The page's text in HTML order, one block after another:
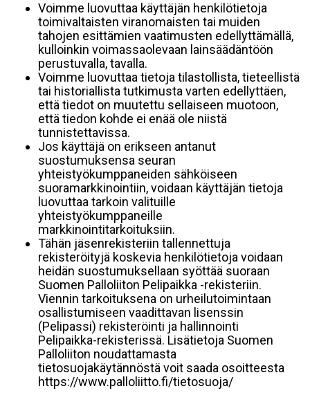
Voimme luovuttaa käyttäjän henkilötietoja
toimivaltaisten viranomaisten tai muiden
tahojen esittämien vaatimusten edellyttämällä,
kulloinkin voimassaolevaan lainsäädäntöön
perustuvalla, tavalla.
Voimme luovuttaa tietoja tilastollista, tieteellistä
tai historiallista tutkimusta varten edellyttäen,
että tiedot on muutettu sellaiseen muotoon,
että tiedon kohde ei enää ole niistä
tunnistettavissa.
Jos käyttäjä on erikseen antanut
suostumuksensa seuran
yhteistyökumppaneiden sähköiseen
suoramarkkinointiin, voidaan käyttäjän tietoja
luovuttaa tarkoin valituille
yhteistyökumppaneille
markkinointitarkoituksiin.
Tähän jäsenrekisteriin tallennettuja
rekisteröityjä koskevia henkilötietoja voidaan
heidän suostumuksellaan syöttää suoraan
Suomen Palloliiton Pelipaikka -rekisteriin.
Viennin tarkoituksena on urheilutoimintaan
osallistumiseen vaadittavan lisenssin
(Pelipassi) rekisteröinti ja hallinnointi
Pelipaikka-rekisterissä. Lisätietoja Suomen
Palloliiton noudattamasta
tietosuojakäytännöstä voit saada osoitteesta
https://www.palloliitto.fi/tietosuoja/